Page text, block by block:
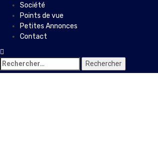
Société
Points de vue
Petites Annonces
Contact
Rechercher :